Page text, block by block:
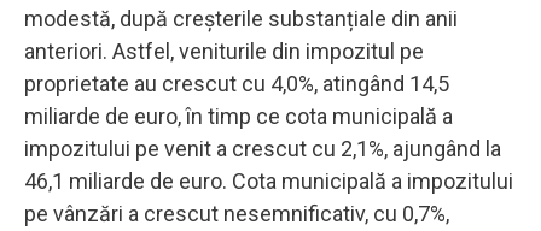
modestă, după creșterile substanțiale din anii
anteriori. Astfel, veniturile din impozitul pe
proprietate au crescut cu 4,0%, atingând 14,5
miliarde de euro, în timp ce cota municipală a
impozitului pe venit a crescut cu 2,1%, ajungând la
46,1 miliarde de euro. Cota municipală a impozitului
pe vânzări a crescut nesemnificativ, cu 0,7%,